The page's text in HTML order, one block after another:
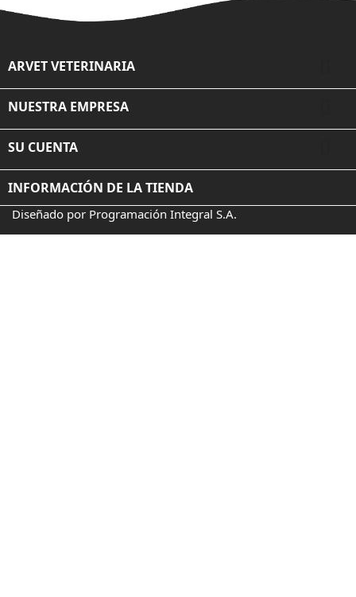
ARVET VETERINARIA
NUESTRA EMPRESA
SU CUENTA
INFORMACIÓN DE LA TIENDA
Diseñado por Programación Integral S.A.